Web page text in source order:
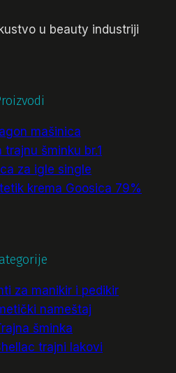
u beauty industriji
mašinica
trajnu šminku br.1
za igle single
krema Goosica 79%
za manikir i pedikir
nameštaj
šminka
trajni lakovi